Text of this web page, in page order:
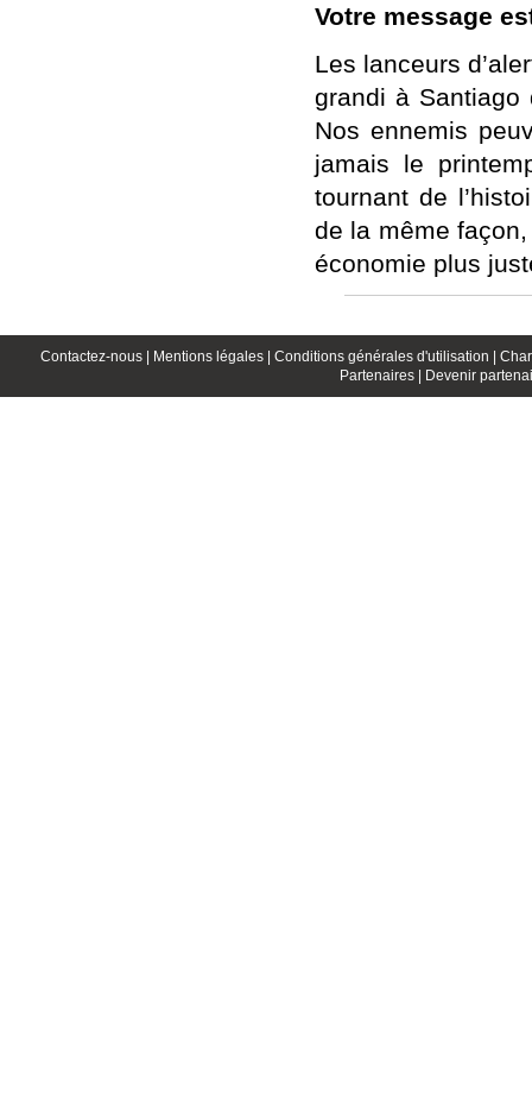
Votre message
Les lanceurs
grandi à
Nos ennemis
jamais le
tournant de
de la même
économie plus
Contactez-nous | Mentions légales | Conditions générales d'utilisation |
Partenaires | Devenir